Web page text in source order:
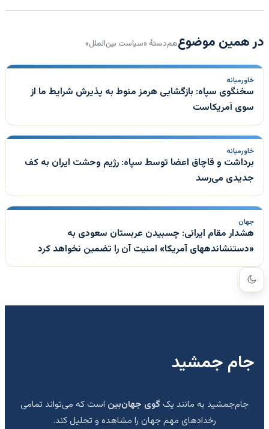
در همین موضوعهم‌دستهٔ «سیاست بین‌الملل»
خاورمیانه
سخنگوی سپاه: بازگشایی هرمز منوط به پذیرش شرایط ما از
سوی آمریکاست
خاورمیانه
برداشت و قاچاق اعضا توسط سپاه: رژیم وحشت ایران به کف
جدیدی می‌رسد
جهان
هشدار مقام ایرانی: چسبیدن عربستان سعودی به
«دستنشاندههای آمریکا» امنیت آن را تضمین نخواهد کرد
جام جمشید
جام‌جمشید به مانند یک گوی جهان‌بین است که می‌تواند تمامی
رخدادهای مهم جهان را مشاهده و تحلیل کند.